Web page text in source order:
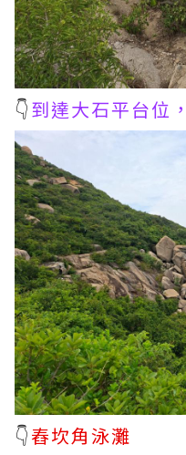
👇到達大石平台位
👇舂坎角泳灘